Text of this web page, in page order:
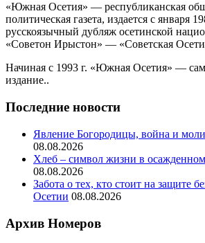
«Южная Осетия» — республиканская
политическая газета, издается с января
русскоязычный дубляж осетинской
«Советон Ирыстон» — «Советская
Начиная с 1993 г. «Южная Осетия» —
издание..
Последние новости
Явление Богородицы, война и
08.08.2026
Хлеб – символ жизни в
08.08.2026
Забота о тех, кто стоит на защите
Осетии 08.08.2026
Архив Номеров